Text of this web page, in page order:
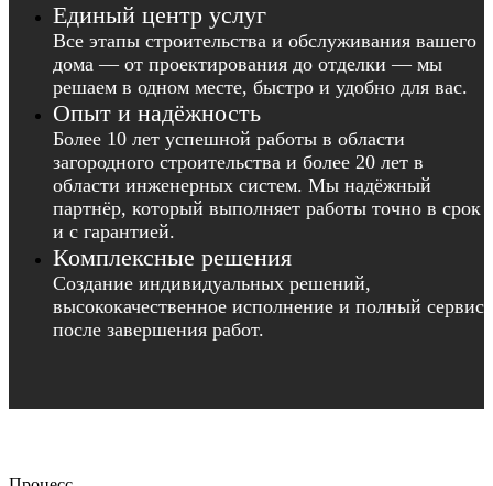
Единый центр услуг
Все этапы строительства и обслуживания вашего
дома — от проектирования до отделки — мы
решаем в одном месте, быстро и удобно для вас.
Опыт и надёжность
Более 10 лет успешной работы в области
загородного строительства и более 20 лет в
области инженерных систем. Мы надёжный
партнёр, который выполняет работы точно в срок
и с гарантией.
Комплексные решения
Создание индивидуальных решений,
высококачественное исполнение и полный сервис
после завершения работ.